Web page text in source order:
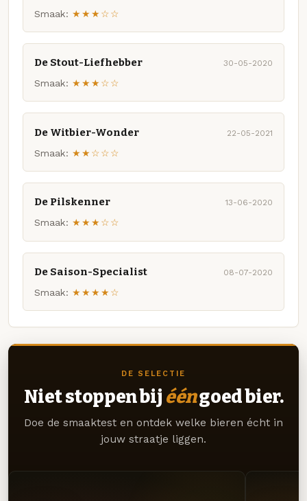
Smaak: ★★★☆☆
De Stout-Liefhebber 30-05-2020
Smaak: ★★★☆☆
De Witbier-Wonder 22-05-2021
Smaak: ★★☆☆☆
De Pilskenner 13-06-2020
Smaak: ★★★☆☆
De Saison-Specialist 08-07-2020
Smaak: ★★★★☆
DE SELECTIE
Niet stoppen bij ééngoed bier.
Doe de smaaktest en ontdek welke bieren écht in
jouw straatje liggen.